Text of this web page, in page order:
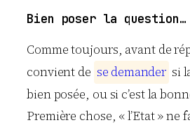
Bien poser la question…
Comme toujours, avant de
convient de se demander si
bien posée, ou si c’est la
Première chose, « l’Etat » ne